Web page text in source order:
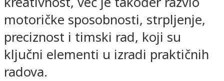
motoričke sposobnosti, strpljenje,
preciznost i timski rad, koji su
ključni elementi u izradi praktičnih
radova.